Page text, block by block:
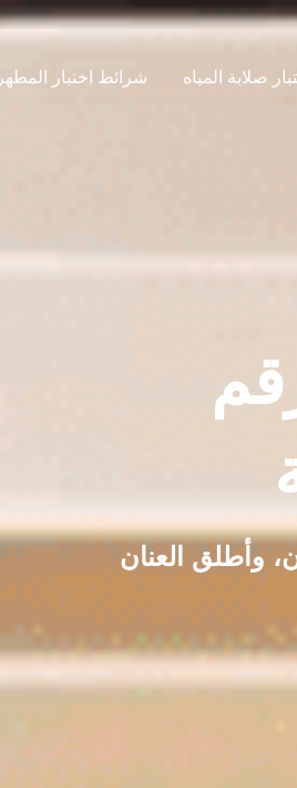
صلابة المياه شرائط اختبار المطهر
وأطلق العنان